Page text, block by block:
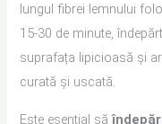
lungul fibrei lemnului
15-30 de minute,
suprafața lipicioasă și
curată și uscată.
Este esențial să